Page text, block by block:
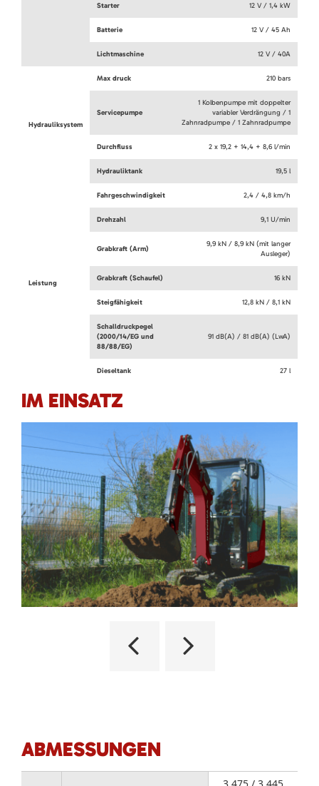
Starter 12 V / 1,4 kW
Batterie 12 V / 45 Ah
Lichtmaschine 12 V / 40A
Hydrauliksystem
Max druck 210 bars
Servicepumpe
1 Kolbenpumpe mit doppelter
variabler Verdrängung / 1
Zahnradpumpe / 1 Zahnradpumpe
Durchfluss 2 x 19,2 + 14,4 + 8,6 l/min
Hydrauliktank 19,5 l
Leistung
Fahrgeschwindigkeit 2,4 / 4,8 km/h
Drehzahl 9,1 U/min
Grabkraft (Arm)
9,9 kN / 8,9 kN (mit langer
Ausleger)
Grabkraft (Schaufel) 16 kN
Steigfähigkeit 12,8 kN / 8,1 kN
Schalldruckpegel
(2000/14/EG und
88/88/EG)
91 dB(A) / 81 dB(A) (LwA)
Dieseltank 27 l
IM EINSATZ
ABMESSUNGEN